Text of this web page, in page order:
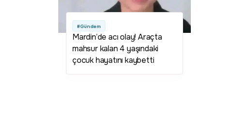
#Gündem
Mardin’de acı olay! Araçta
mahsur kalan 4 yaşındaki
çocuk hayatını kaybetti